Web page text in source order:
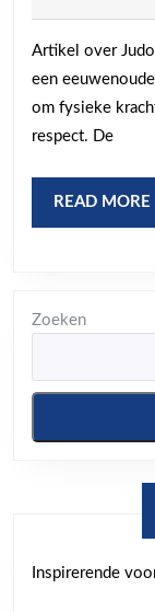
Artikel over
een
om fysieke
respect. De
READ MORE
Zoeken
Inspirerende